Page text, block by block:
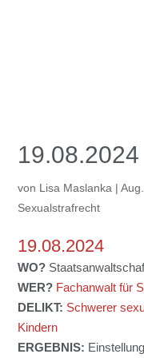
19.08.2024
von Lisa Maslanka |
Sexualstrafrecht
19.08.2024
WO?
WER? Fachanwalt für
DELIKT: Schwerer
Kindern
ERGEBNIS: Einstellung